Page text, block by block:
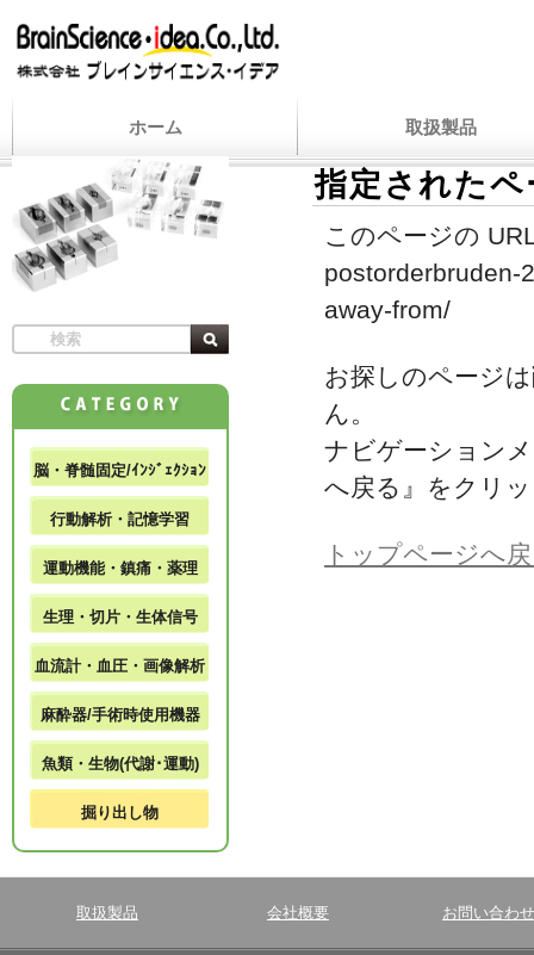
ホーム 取扱製品
指定された
このページの
postorderbruden-
away-from/
お探しのページ
ん。
ナビゲーション
へ戻る』をクリ
トップページへ
脳・脊髄固定/ｲﾝｼﾞｪｸｼｮﾝ
行動解析・記憶学習
運動機能・鎮痛・薬理
生理・切片・生体信号
血流計・血圧・画像解析
麻酔器/手術時使用機器
魚類・生物(代謝･運動)
掘り出し物
取扱製品 会社概要 お問い合わせ